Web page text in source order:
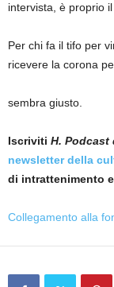
intervista, è proprio il
Per chi fa il tifo per
ricevere la corona
sembra giusto.
Iscriviti H. Podcast
newsletter della
di intrattenimento
Collegamento alla